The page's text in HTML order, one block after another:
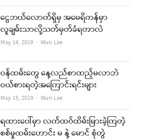
ငွေဘယ်လောက်ရှိမှ အမေရိကန်မှာ
လူချမ်းသာလို့သတ်မှတ်ခံရတာလဲ
May 14, 2019 Author
Wun Lae
ဝန်ထမ်းတွေ နေ့လည်စာထည့်မလာဘဲ
ဝယ်စားရတဲ့အကြောင်းရင်းများ
May 15, 2019 Author
Wun Lae
ရထားပေါ်မှာ လက်ထပ်ထိမ်းမြားခဲ့ကြတဲ့
စစ်မှုထမ်းဟောင်း မ နဲ့ မောင် စုံတွဲ